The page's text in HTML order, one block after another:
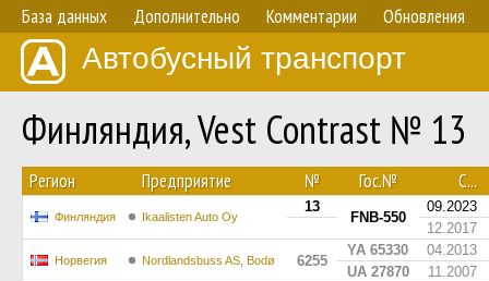
База данных Дополнительно Комментарии Обновления
Автобусный транспорт
Финляндия, Vest Contrast № 13
Регион Предприятие № Гос.№ С...
Финляндия Ikaalisten Auto Oy
13
FNB-550
09.2023
12.2017
Норвегия Nordlandsbuss AS, Bodø 6255
YA 65330
04.2013
UA 27870
11.2007